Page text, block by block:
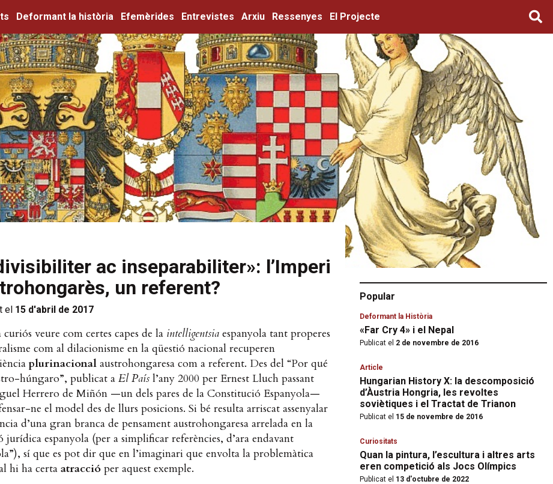
Deformant la història Efemèrides Entrevistes Arxiu Ressenyes El Projecte
ac inseparabiliter»: l’Imperi
un referent?
el 15 d'abril de 2017
curiós veure com certes capes de la intelligentsia espanyola tant properes
com al dilacionisme en la qüestió nacional recuperen
plurinacional austrohongaresa com a referent. Des del “Por qué
húngaro”, publicat a El País l’any 2000 per Ernest Lluch passant
Herrero de Miñón —un dels pares de la Constitució Espanyola—
ne el model des de llurs posicions. Si bé resulta arriscat assenyalar
d’una gran branca de pensament austrohongaresa arrelada en la
jurídica espanyola (per a simplificar referències, d’ara endavant
sí que es pot dir que en l’imaginari que envolta la problemàtica
hi ha certa atracció per aquest exemple.
Popular
Deformant la Història
«Far Cry 4» i el Nepal
Publicat el 2 de novembre de 2016
Article
Hungarian History X: la descomposició
d’Àustria Hongria, les revoltes
soviètiques i el Tractat de Trianon
Publicat el 15 de novembre de 2016
Curiositats
Quan la pintura, l’escultura i altres arts
eren competició als Jocs Olímpics
Publicat el 13 d'octubre de 2022